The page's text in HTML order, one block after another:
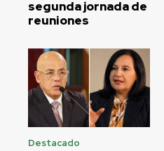
segunda jornada de
reuniones
Destacado